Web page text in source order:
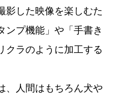
影した映像を楽しむた
ンプ機能」や「手書き
クラのように加工する
、人間はもちろん犬や